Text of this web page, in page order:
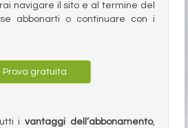
navigare il sito e al termine del
abbonarti o continuare con i
Prova gratuita
ivantaggi dell’abbonamento,